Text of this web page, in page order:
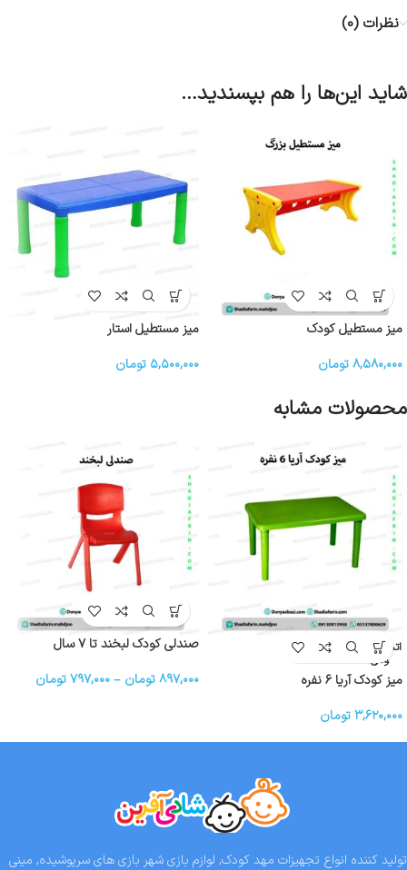
نظرات (0)
شاید این‌ها را هم بپسندید…
میز مستطیل کودک
۸,۵۸۰,۰۰۰تومان
میز مستطیل استار
۵,۵۰۰,۰۰۰ تومان
محصولات مشابه
اتمام موج
ودی
میز کودک آریا ۶ نفره
۳,۶۲۰,۰۰۰ تومان
صندلی کودک لبخند تا ۷ سال
۸۹۷,۰۰۰تومان –۷۹۷,۰۰۰تومان
تولید کننده انواع تجهیزات مهد کودک, لوازم بازی شهر بازی های سرپوشیده, مینی